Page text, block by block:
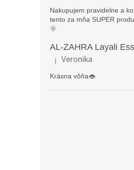
Nakupujem pravidelne a
tento za mňa SUPER
🌞
Hodnotenie produktu je 5 z
| Veronika
Krásna vôňa👄